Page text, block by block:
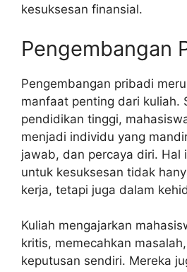
kesuksesan finansial.
Pengembangan
Pengembangan pribadi
manfaat penting dari kuliah.
pendidikan tinggi,
menjadi individu yang
jawab, dan percaya diri. Hal
untuk kesuksesan tidak
kerja, tetapi juga dalam
Kuliah mengajarkan
kritis, memecahkan
keputusan sendiri. Mereka